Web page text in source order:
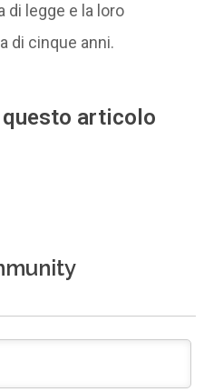
di legge e la loro
di cinque anni.
articolo